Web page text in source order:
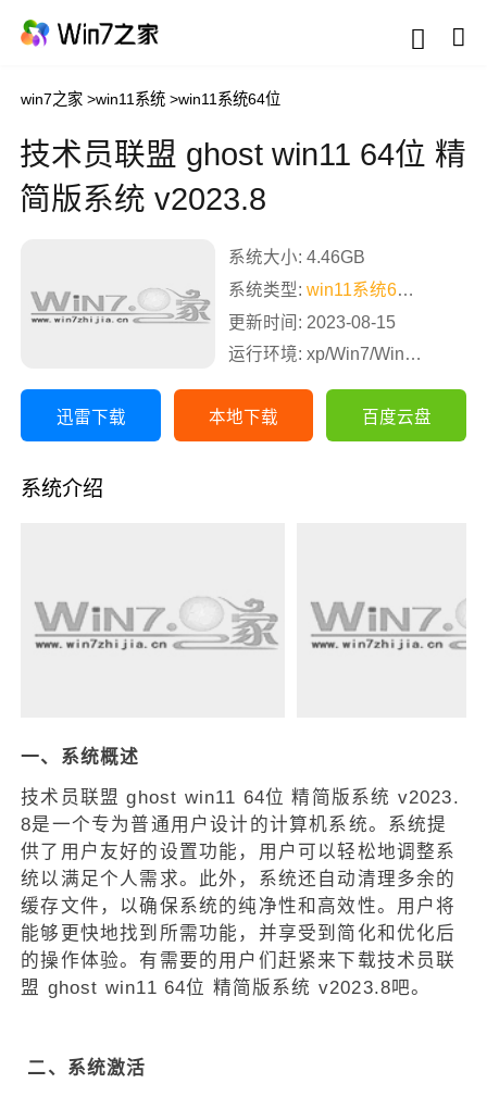
win7之家 >win11系统 >win11系统64位
技术员联盟 ghost win11 64位 精
简版系统 v2023.8
系统大小: 4.46GB
系统类型:win11系统64位
更新时间: 2023-08-15
运行环境: xp/Win7/Win8/Win10
迅雷下载 本地下载 百度云盘
系统介绍
一、系统概述
技术员联盟 ghost win11 64位 精简版系统 v2023.
8是一个专为普通用户设计的计算机系统。系统提
供了用户友好的设置功能，用户可以轻松地调整系
统以满足个人需求。此外，系统还自动清理多余的
缓存文件，以确保系统的纯净性和高效性。用户将
能够更快地找到所需功能，并享受到简化和优化后
的操作体验。有需要的用户们赶紧来下载技术员联
盟 ghost win11 64位 精简版系统 v2023.8吧。
二、系统激活